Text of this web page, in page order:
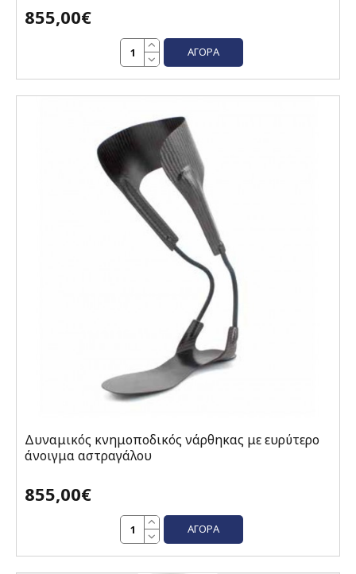
855,00€
ΑΓΟΡΆ
Δυναμικός κνημοποδικός νάρθηκας με ευρύτερο
άνοιγμα αστραγάλου
855,00€
ΑΓΟΡΆ